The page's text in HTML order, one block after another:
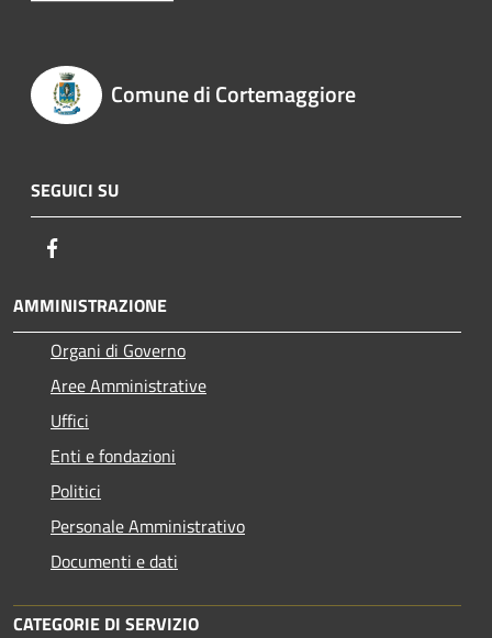
Comune di Cortemaggiore
SEGUICI SU
AMMINISTRAZIONE
Organi di Governo
Aree Amministrative
Uffici
Enti e fondazioni
Politici
Personale Amministrativo
Documenti e dati
CATEGORIE DI SERVIZIO